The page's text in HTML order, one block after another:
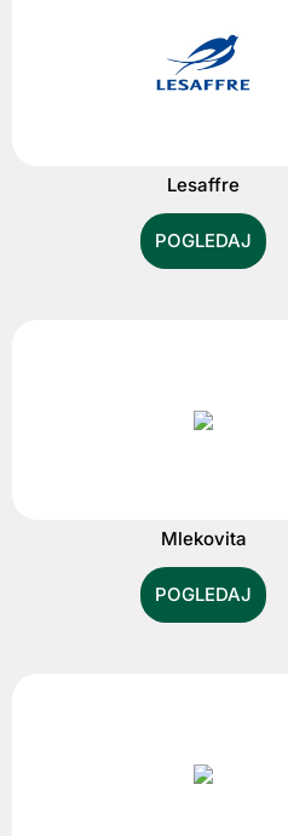
Lesaffre
POGLEDAJ
Mlekovita
POGLEDAJ